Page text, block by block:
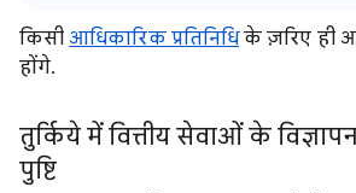
किसीआधिकारिक प्रतिनिधिके ज़रिए ही
होंगे.
तुर्किये में वित्तीय सेवाओं के
पुष्टि